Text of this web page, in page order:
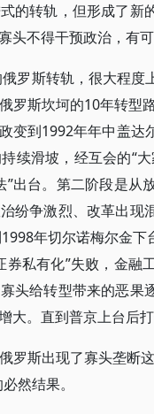
的转轨，但形成了新
头不得干预政治，有
罗斯转轨，很大程
罗斯坎坷的10年转型
变到1992年年中盖
续滑坡，经互会的“
出台。第二阶段是从
纷争激烈、改革出现
年切尔诺梅尔金
私有化”失败，金
头给转型带来的恶果
。直到普京上台后打
罗斯出现了寡头垄断
然结果。